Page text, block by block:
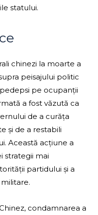
statului.
chinezi la moarte a
peisajului politic
pe ocupanții
a fost văzută ca
de a curăța
și de a restabili
Această acțiune a
strategii mai
partidului și a
condamnarea a